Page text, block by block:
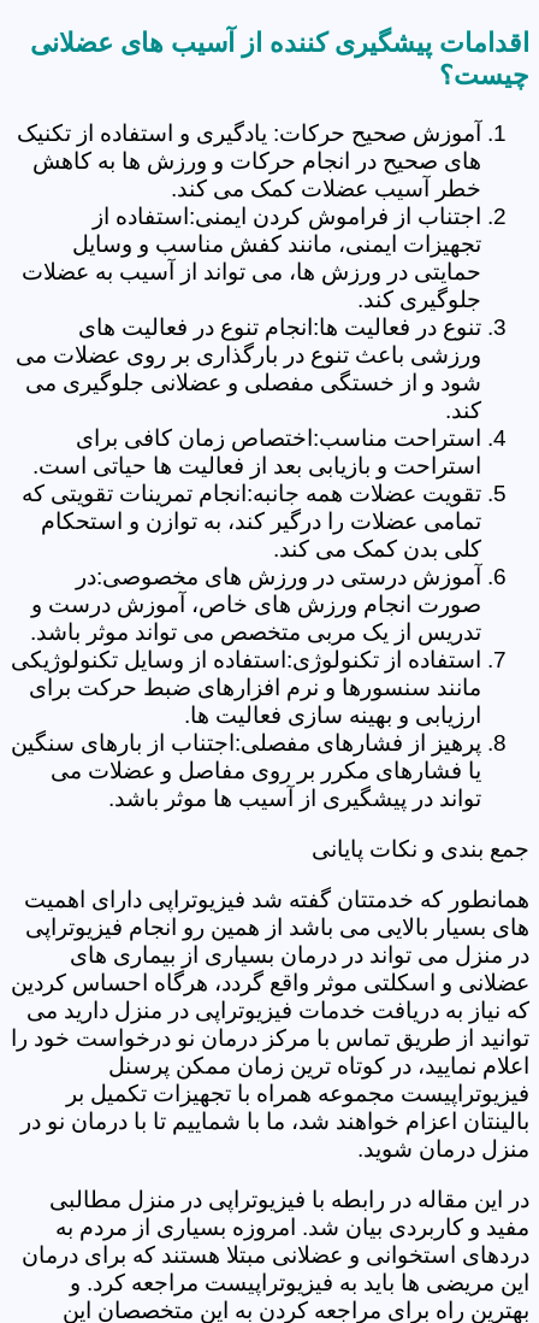
اقدامات پیشگیری کننده از آسیب های عضلانی
چیست؟
آموزش صحیح حرکات: یادگیری و استفاده از تکنیک
های صحیح در انجام حرکات و ورزش ها به کاهش
خطر آسیب عضلات کمک می کند.
اجتناب از فراموش کردن ایمنی:استفاده از
تجهیزات ایمنی، مانند کفش مناسب و وسایل
حمایتی در ورزش ها، می تواند از آسیب به عضلات
جلوگیری کند.
تنوع در فعالیت ها:انجام تنوع در فعالیت های
ورزشی باعث تنوع در بارگذاری بر روی عضلات می
شود و از خستگی مفصلی و عضلانی جلوگیری می
کند.
استراحت مناسب:اختصاص زمان کافی برای
استراحت و بازیابی بعد از فعالیت ها حیاتی است.
تقویت عضلات همه جانبه:انجام تمرینات تقویتی که
تمامی عضلات را درگیر کند، به توازن و استحکام
کلی بدن کمک می کند.
آموزش درستی در ورزش های مخصوصی:در
صورت انجام ورزش های خاص، آموزش درست و
تدریس از یک مربی متخصص می تواند موثر باشد.
استفاده از تکنولوژی:استفاده از وسایل تکنولوژیکی
مانند سنسورها و نرم افزارهای ضبط حرکت برای
ارزیابی و بهینه سازی فعالیت ها.
پرهیز از فشارهای مفصلی:اجتناب از بارهای سنگین
یا فشارهای مکرر بر روی مفاصل و عضلات می
تواند در پیشگیری از آسیب ها موثر باشد.
جمع بندی و نکات پایانی
همانطور که خدمتتان گفته شد فیزیوتراپی دارای اهمیت
های بسیار بالایی می باشد از همین رو انجام فیزیوتراپی
در منزل می تواند در درمان بسیاری از بیماری های
عضلانی و اسکلتی موثر واقع گردد، هرگاه احساس کردین
که نیاز به دریافت خدمات فیزیوتراپی در منزل دارید می
توانید از طریق تماس با مرکز درمان نو درخواست خود را
اعلام نمایید، در کوتاه ترین زمان ممکن پرسنل
فیزیوتراپیست مجموعه همراه با تجهیزات تکمیل بر
بالینتان اعزام خواهند شد، ما با شماییم تا با درمان نو در
منزل درمان شوید.
در این مقاله در رابطه با فیزیوتراپی در منزل مطالبی
مفید و کاربردی بیان شد. امروزه بسیاری از مردم به
دردهای استخوانی و عضلانی مبتلا هستند که برای درمان
این مریضی ها باید به فیزیوتراپیست مراجعه کرد. و
بهترین راه برای مراجعه کردن به این متخصصان این